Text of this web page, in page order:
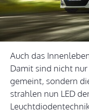
Auch das
Damit sind nicht
gemeint, sondern
strahlen nun LED